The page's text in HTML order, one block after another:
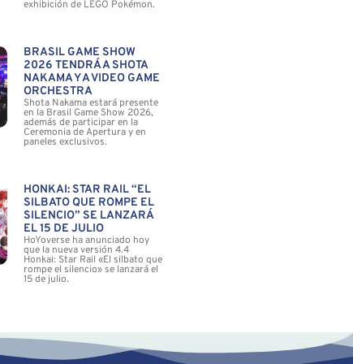
exhibición de LEGO Pokémon.
BRASIL GAME SHOW
2026 TENDRÁ A SHOTA
NAKAMA Y A VIDEO GAME
ORCHESTRA
Shota Nakama estará presente
en la Brasil Game Show 2026,
además de participar en la
Ceremonia de Apertura y en
paneles exclusivos.
HONKAI: STAR RAIL “EL
SILBATO QUE ROMPE EL
SILENCIO” SE LANZARÁ
EL 15 DE JULIO
HoYoverse ha anunciado hoy
que la nueva versión 4.4
Honkai: Star Rail «El silbato que
rompe el silencio» se lanzará el
15 de julio.